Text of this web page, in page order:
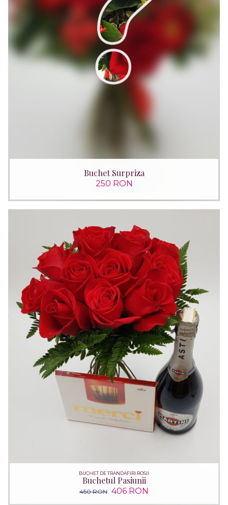
Buchet Surpriza
250 RON
BUCHET DE TRANDAFIRI ROSII
Buchetul Pasiunii
450 RON 406 RON